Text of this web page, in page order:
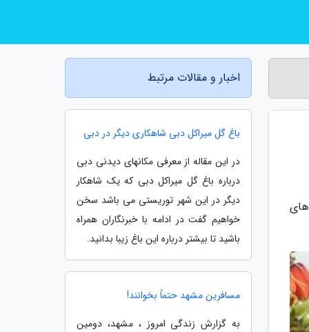
اخبار و مقالات مرتبط
باغ گل میراکل دبی شاهکاری دیگر در دبی
در این مقاله از معرفی مکانهای دیدنی دبی
درباره باغ گل میراکل دبی که یک شاهکار
دیگر در این شهر توریستی می باشد سخن
خواهیم گفت در ادامه با خبرنگاران همراه
باشید تا بیشتر درباره این باغ زیبا بدانید.
مسافرین مشهد حتماً بخوانند!
به گزارش زندگی امروز ، مشهد، دومین